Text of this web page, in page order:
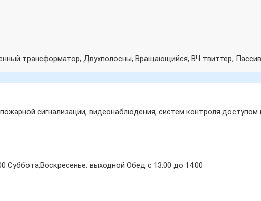
трансформатор, Двухполосны, Вращающийся, ВЧ твиттер,
сигнализации, видеонаблюдения, систем контроля
Суббота,Воскресенье: выходной Обед с 13:00 до 14:00